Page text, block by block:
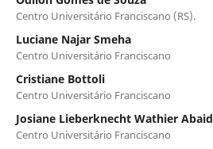
Centro Universitário Franciscano (RS).
Luciane Najar Smeha
Centro Universitário Franciscano
Cristiane Bottoli
Centro Universitário Franciscano
Josiane Lieberknecht Wathier Abaid
Centro Universitário Franciscano